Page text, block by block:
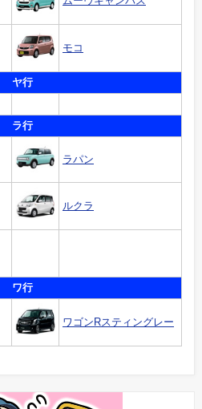
モコ
ヤ行
ラ行
ラパン
ルクラ
ワ行
ワゴンRスティングレー